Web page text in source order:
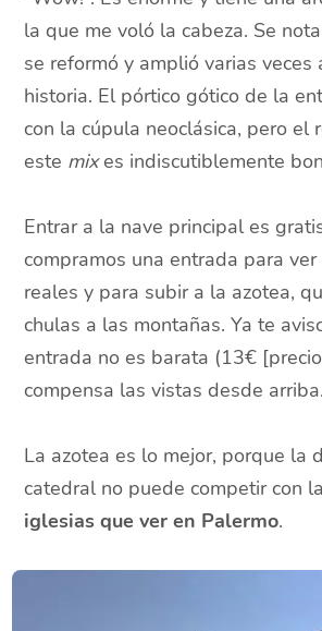
la que me voló la cabeza. Se
se reformó y amplió varias
historia. El pórtico gótico de la
con la cúpula neoclásica, pero el
este mixes indiscutiblemente
Entrar a la nave principal es
compramos una entrada para
reales y para subir a la azotea,
chulas a las montañas. Ya te
entrada no es barata (13€
compensa las vistas desde arriba.
La azotea es lo mejor, porque la
catedral no puede competir con
iglesias que ver en Palermo.